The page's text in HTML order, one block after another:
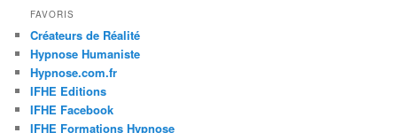
FAVORIS
Créateurs de Réalité
Hypnose Humaniste
Hypnose.com.fr
IFHE Editions
IFHE Facebook
IFHE Formations Hypnose